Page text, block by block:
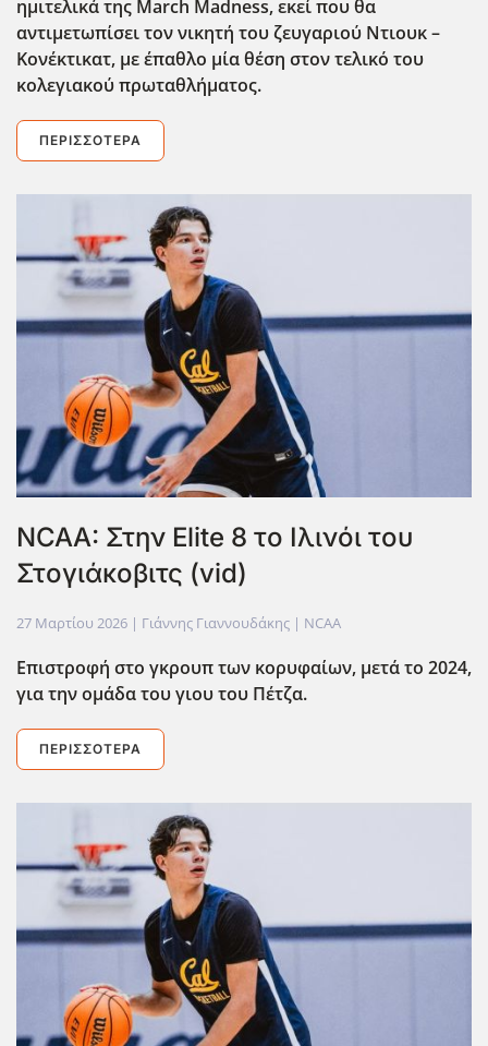
ημιτελικά της March Madness, εκεί που θα
αντιμετωπίσει τον νικητή του ζευγαριού Ντιουκ –
Κονέκτικατ, με έπαθλο μία θέση στον τελικό του
κολεγιακού πρωταθλήματος.
ΠΕΡΙΣΣΌΤΕΡΑ
NCAA: Στην Elite 8 το Ιλινόι του
Στογιάκοβιτς (vid)
27 Μαρτίου 2026 | Γιάννης Γιαννουδάκης | NCAA
Επιστροφή στο γκρουπ των κορυφαίων, μετά το 2024,
για την ομάδα του γιου του Πέτζα.
ΠΕΡΙΣΣΌΤΕΡΑ